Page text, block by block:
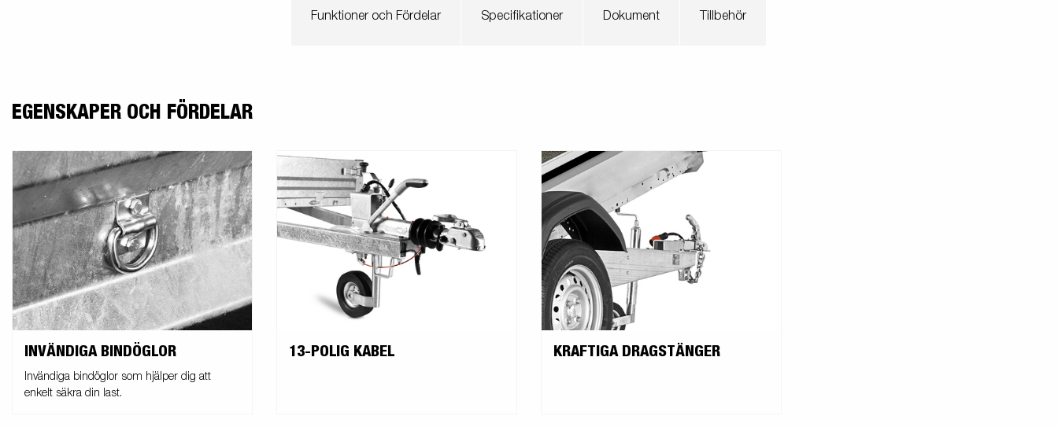
Funktioner och Fördelar Specifikationer Dokument Tillbehör
EGENSKAPER OCH FÖRDELAR
INVÄNDIGA BINDÖGLOR
Invändiga bindöglor som hjälper dig att
enkelt säkra din last.
13-POLIG KABEL KRAFTIGA DRAGSTÄNGER